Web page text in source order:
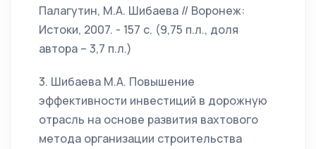
Палагутин, М.А. Шибаева // Воронеж:
Истоки, 2007. - 157 с. (9,75 п.л., доля
автора – 3,7 п.л.)
3. Шибаева М.А. Повышение
эффективности инвестиций в дорожную
отрасль на основе развития вахтового
метода организации строительства